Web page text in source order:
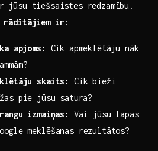
jūsu tiešsaistes redzamību.
rādītājiem ir:
apjoms:
Cik apmeklētāju nāk
skaits:
Cik bieži
pie jūsu⁢ satura?
izmaiņas:
Vai jūsu lapas
meklēšanas rezultātos?